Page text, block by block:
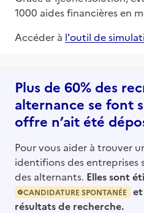
1000 aides financières en
Accéder à l'outil de
Plus de 60% des
alternance se font
offre n’ait été
Pour vous aider à trouver
identifions des entreprises
des alternants. Elles sont
CANDIDATURE SPONTANÉE
résultats de recherche.